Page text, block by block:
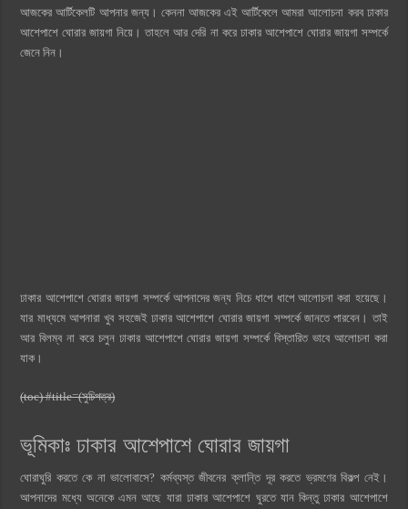
ওয়ালটন মোবাইল কিস্তিতে কেনার নিয়ম ২০২৫
ওয়ালটন টিভি কিস্তিতে কেনার নিয়ম ২০২৫
আজকের আর্টিকেলটি আপনার জন্য। কেননা আজকের এই আর্টিকেলে আমরা আলোচনা করব ঢাকার
আশেপাশে ঘোরার জায়গা নিয়ে। তাহলে আর দেরি না করে ঢাকার আশেপাশে ঘোরার জায়গা সম্পর্কে
জেনে নিন।
ঢাকার আশেপাশে ঘোরার জায়গা সম্পর্কে আপনাদের জন্য নিচে ধাপে ধাপে আলোচনা করা হয়েছে।
যার মাধ্যমে আপনারা খুব সহজেই ঢাকার আশেপাশে ঘোরার জায়গা সম্পর্কে জানতে পারবেন। তাই
আর বিলম্ব না করে চলুন ঢাকার আশেপাশে ঘোরার জায়গা সম্পর্কে বিস্তারিত ভাবে আলোচনা করা
যাক।
(toc) #title=(সুচিপত্র)
ভূমিকাঃ ঢাকার আশেপাশে ঘোরার জায়গা
ঘোরাঘুরি করতে কে না ভালোবাসে? কর্মব্যস্ত জীবনের ক্লান্তি দূর করতে ভ্রমণের বিকল্প নেই।
আপনাদের মধ্যে অনেকে এমন আছে যারা ঢাকার আশেপাশে ঘুরতে যান কিন্তু ঢাকার আশেপাশে